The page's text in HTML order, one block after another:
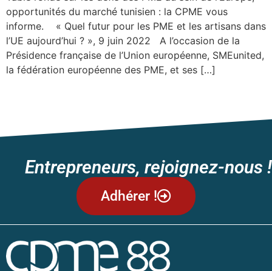
opportunités du marché tunisien : la CPME vous
informe. « Quel futur pour les PME et les artisans dans
l’UE aujourd’hui ? », 9 juin 2022 A l’occasion de la
Présidence française de l’Union européenne, SMEunited,
la fédération européenne des PME, et ses […]
Entrepreneurs, rejoignez-nous !
Adhérer !